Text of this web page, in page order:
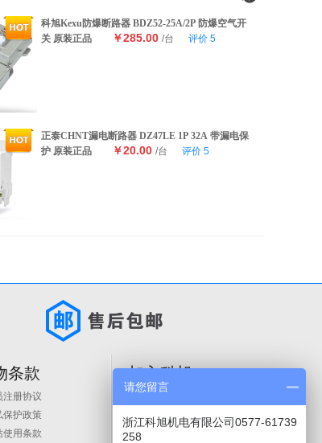
科旭Kexu防爆断路器 BDZ52-25A/2P 防爆空气开
关 原装正品
￥285.00 /台 评价 5
正泰CHNT漏电断路器 DZ47LE 1P 32A 带漏电保
护 原装正品
￥20.00 /台 评价 5
条款
注册协议
保护政策
使用条款
加入科旭
品牌入驻
请您留言
浙江科旭机电有限公司0577-61739
258